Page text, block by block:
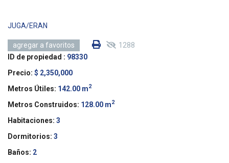
JUGA/ERAN
agregar a favoritos 1288
ID de propiedad : 98330
Precio: $ 2,350,000
Metros Útiles: 142.00 m2
Metros Construidos: 128.00 m2
Habitaciones: 3
Dormitorios: 3
Baños: 2